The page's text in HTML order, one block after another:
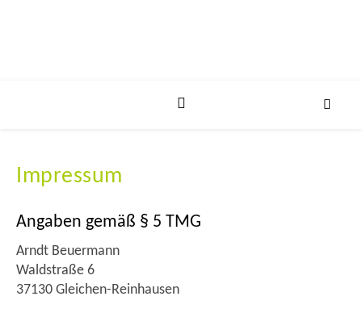
Impressum
Angaben gemäß § 5 TMG
Arndt Beuermann
Waldstraße 6
37130 Gleichen-Reinhausen